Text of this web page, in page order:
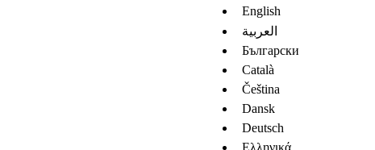
English
العربية
Български
Català
Čeština
Dansk
Deutsch
Ελληνικά